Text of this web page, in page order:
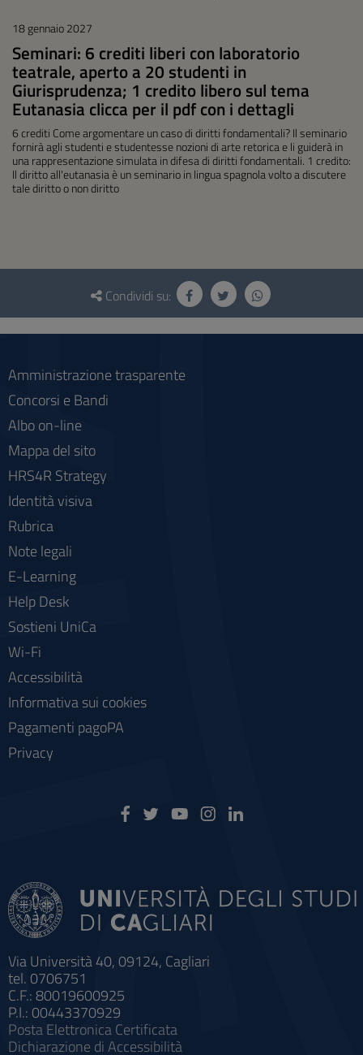
18 gennaio 2027
Seminari: 6 crediti liberi con laboratorio
teatrale, aperto a 20 studenti in
Giurisprudenza; 1 credito libero sul tema
Eutanasia clicca per il pdf con i dettagli
6 crediti Come argomentare un caso di diritti fondamentali? Il seminario
fornirà agli studenti e studentesse nozioni di arte retorica e li guiderà in
una rappresentazione simulata in difesa di diritti fondamentali. 1 credito:
Il diritto all'eutanasia è un seminario in lingua spagnola volto a discutere
tale diritto o non diritto
Questionario
social
Condividi su:
Via Università 40, 09124, Cagliari
tel. 0706751
C.F.: 80019600925
P.I.: 00443370929
Posta Elettronica Certificata
Dichiarazione di Accessibilità
Amministrazione trasparente
Concorsi e Bandi
Albo on-line
Mappa del sito
HRS4R Strategy
Identità visiva
Rubrica
Note legali
E-Learning
Help Desk
Sostieni UniCa
Wi-Fi
Accessibilità
Informativa sui cookies
Pagamenti pagoPA
Privacy